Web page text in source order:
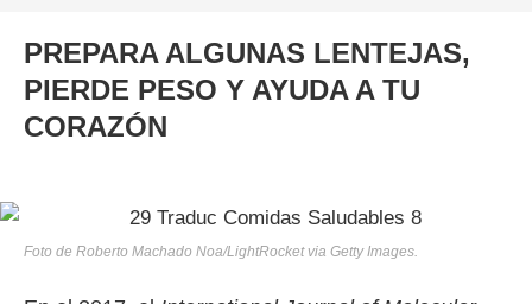
PREPARA ALGUNAS LENTEJAS,
PIERDE PESO Y AYUDA A TU
CORAZÓN
Foto de Roberto Machado Noa/LightRocket via Getty Images.